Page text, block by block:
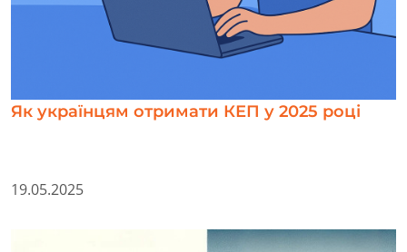
Як українцям отримати КЕП у 2025 році
19.05.2025